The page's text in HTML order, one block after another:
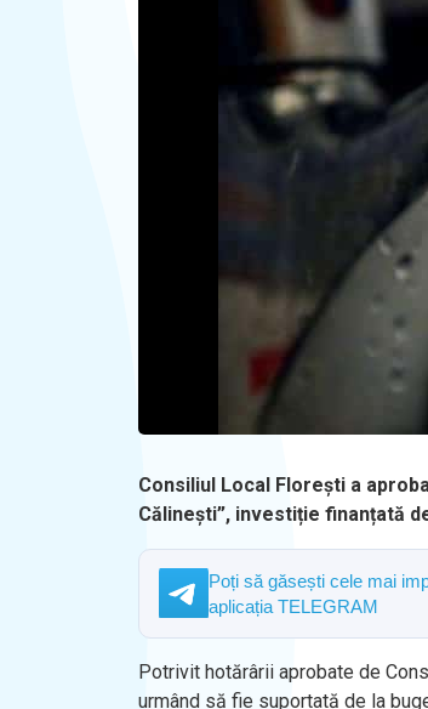
Consiliul Local Florești a
Călinești”, investiție finanțată
Poți să găsești cele mai
aplicația TELEGRAM
Potrivit hotărârii aprobate de
urmând să fie suportată de la